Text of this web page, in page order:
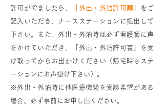
許可がでましたら、
「外出・外泊許可願」
をご
記入いただき、ナースステーションに提出して
下さい。また、外出・外泊時は必ず看護師に声
をかけていただき、「外出・外泊許可書」を受
け取ってからお出かけください（帰宅時もステ
ーションにお声掛け下さい）。
※外出・外泊時に他医療機関を受診希望がある
場合、必ず事前にお申し出ください。